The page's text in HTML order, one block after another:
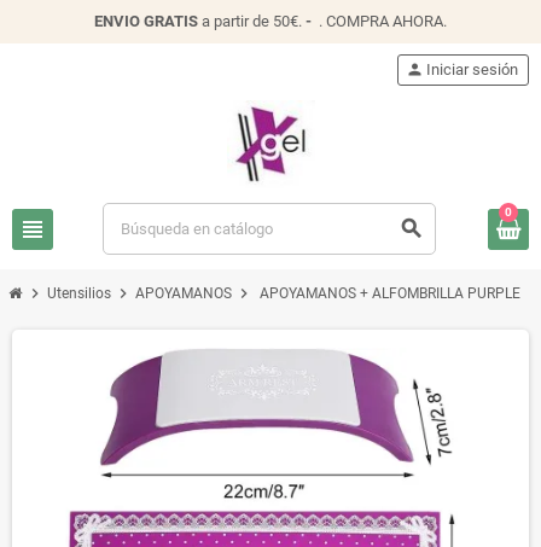
ENVIO GRATIS a partir de 50€. - . COMPRA AHORA.
view_headline search
person Iniciar sesión
0
chevron_right Utensilios chevron_right APOYAMANOS chevron_right APOYAMANOS + ALFOMBRILLA PURPLE